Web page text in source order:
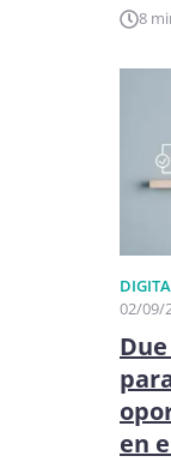
8
02/09/
en